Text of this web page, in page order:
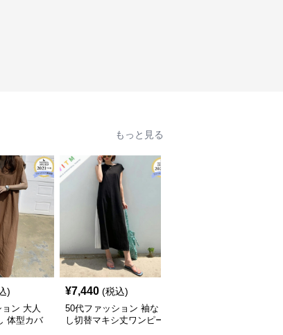
もっと見る
)
ン 大人
体型カバ
¥7,440 (税込)
50代ファッション 袖な
し切替マキシ丈ワンピー